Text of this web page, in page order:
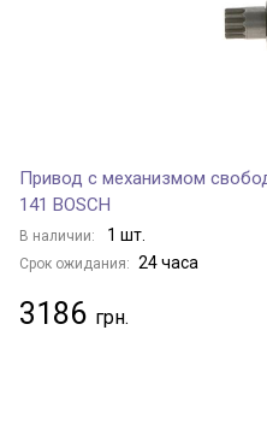
Привод с механизмом
141 BOSCH
В наличии: 1 шт.
Срок ожидания: 24 часа
3186